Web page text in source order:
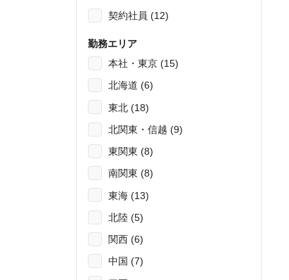
契約社員 (12)
勤務エリア
本社・東京 (15)
北海道 (6)
東北 (18)
北関東・信越 (9)
東関東 (8)
南関東 (8)
東海 (13)
北陸 (5)
関西 (6)
中国 (7)